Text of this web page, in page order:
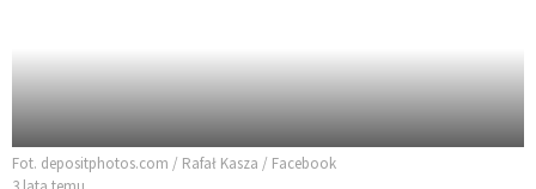
Fot. depositphotos.com / Rafał Kasza / Facebook